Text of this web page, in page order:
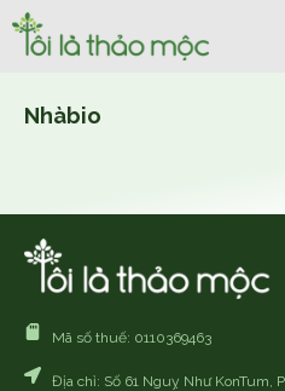
Nhàbio
Mã số thuế: 0110369463
Địa chỉ: Số 61 Nguỵ Như KonTum,